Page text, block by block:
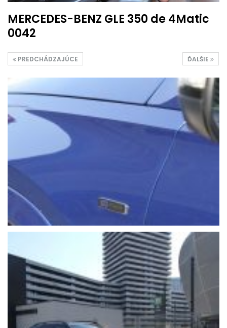
MERCEDES-BENZ GLE 350 de 4Matic
0042
ĎALŠIE
PREDCHÁDZAJÚCE